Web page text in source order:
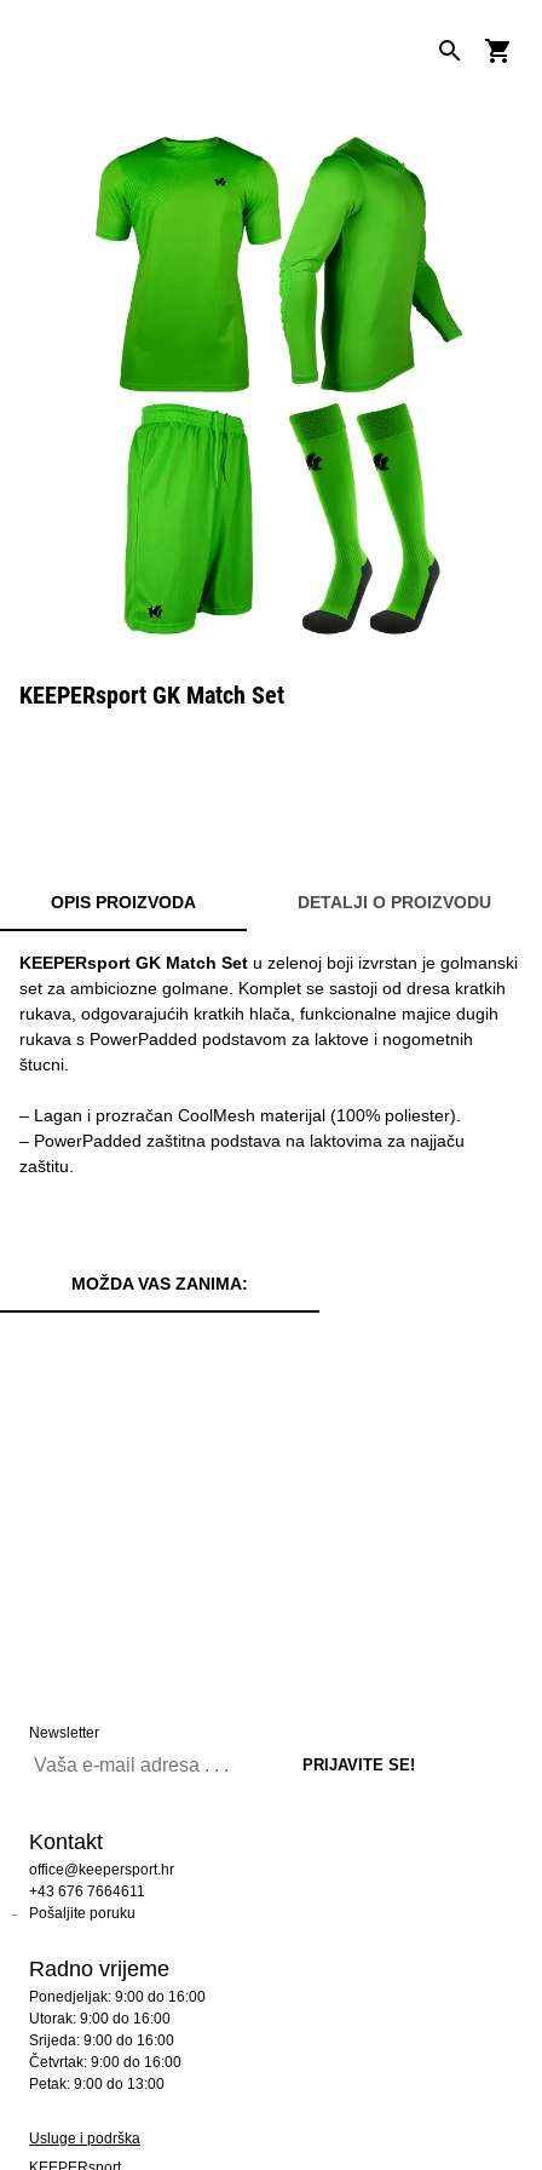
KEEPERsport GK Match Set
OPIS PROIZVODA DETALJI O PROIZVODU
KEEPERsport GK Match Set u zelenoj boji izvrstan je golmanski
set za ambiciozne golmane. Komplet se sastoji od dresa kratkih
rukava, odgovarajućih kratkih hlača, funkcionalne majice dugih
rukava s PowerPadded podstavom za laktove i nogometnih
štucni.
– Lagan i prozračan CoolMesh materijal (100% poliester).
– PowerPadded zaštitna podstava na laktovima za najjaču
zaštitu.
MOŽDA VAS ZANIMA:
Newsletter
Kontakt
office@keepersport.hr
+43 676 7664611
Pošaljite poruku
Radno vrijeme
Ponedjeljak: 9:00 do 16:00
Utorak: 9:00 do 16:00
Srijeda: 9:00 do 16:00
Četvrtak: 9:00 do 16:00
Petak: 9:00 do 13:00
Usluge i podrška